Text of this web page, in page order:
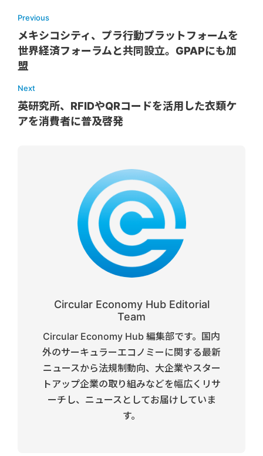
Previous
メキシコシティ、プラ行動プラットフォームを
世界経済フォーラムと共同設立。GPAPにも加
盟
Next
英研究所、RFIDやQRコードを活用した衣類ケ
アを消費者に普及啓発
Circular Economy Hub Editorial
Team
Circular Economy Hub 編集部です。国内
外のサーキュラーエコノミーに関する最新
ニュースから法規制動向、大企業やスター
トアップ企業の取り組みなどを幅広くリサ
ーチし、ニュースとしてお届けしていま
す。